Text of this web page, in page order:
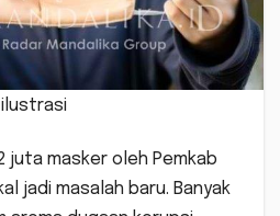
ilustrasi
2 juta masker oleh Pemkab
jadi masalah baru. Banyak